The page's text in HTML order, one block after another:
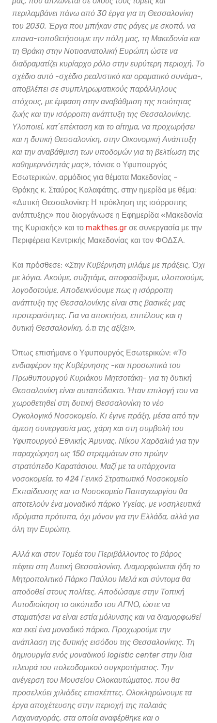
περιλαμβάνει πάνω από 30 έργα για τη Θεσσαλονίκη
του 2030. Έργα που μπήκαν στις ράγες με σκοπό, να
επανα-τοποθετήσουμε την πόλη μας, τη Μακεδονία και
τη Θράκη στην Νοτιοανατολική Ευρώπη ώστε να
διαδραματίζει κυρίαρχο ρόλο στην ευρύτερη περιοχή. Το
σχέδιο αυτό -σχέδιο ρεαλιστικό και οραματικό συνάμα-,
αποβλέπει σε συμπληρωματικούς παράλληλους
στόχους, με έμφαση στην αναβάθμιση της ποιότητας
ζωής και την ισόρροπη ανάπτυξη της Θεσσαλονίκης.
Υλοποιεί, κατ΄επέκταση και το αίτημα, να προχωρήσει
και η δυτική Θεσσαλονίκη, στην Οικονομική Ανάπτυξη
και την αναβάθμιση των υποδομών για τη βελτίωση της
καθημερινότητάς μας», τόνισε ο Υφυπουργός
Εσωτερικών, αρμόδιος για θέματα Μακεδονίας –
Θράκης κ. Σταύρος Καλαφάτης, στην ημερίδα με θέμα:
«Δυτική Θεσσαλονίκη: Η πρόκληση της ισόρροπης
ανάπτυξης» που διοργάνωσε η Εφημερίδα «Μακεδονία
της Κυριακής» και το makthes.gr σε συνεργασία με την
Περιφέρεια Κεντρικής Μακεδονίας και τον ΦΟΔΣΑ.
Και πρόσθεσε: «Στην Κυβέρνηση μιλάμε με πράξεις. Όχι
με λόγια. Ακούμε, συζητάμε, αποφασίζουμε, υλοποιούμε,
λογοδοτούμε. Αποδεικνύουμε πως η ισόρροπη
ανάπτυξη της Θεσσαλονίκης είναι στις βασικές μας
προτεραιότητες. Για να αποκτήσει, επιτέλους και η
δυτική Θεσσαλονίκη, ό,τι της αξίζει».
Όπως επισήμανε ο Υφυπουργός Εσωτερικών: «Το
ενδιαφέρον της Κυβέρνησης -και προσωπικά του
Πρωθυπουργού Κυριάκου Μητσοτάκη- για τη δυτική
Θεσσαλονίκη είναι αυταπόδεικτο. Ήταν επιλογή του να
χωροθετηθεί στη δυτική Θεσσαλονίκη το νέο
Ογκολογικό Νοσοκομείο. Κι έγινε πράξη, μέσα από την
άμεση συνεργασία μας, χάρη και στη συμβολή του
Υφυπουργού Εθνικής Άμυνας, Νίκου Χαρδαλιά για την
παραχώρηση ως 150 στρεμμάτων στο πρώην
στρατόπεδο Καρατάσιου. Μαζί με τα υπάρχοντα
νοσοκομεία, το 424 Γενικό Στρατιωτικό Νοσοκομείο
Εκπαίδευσης και το Νοσοκομείο Παπαγεωργίου θα
αποτελούν ένα μοναδικό πάρκο Υγείας, με νοσηλευτικά
ιδρύματα πρότυπα, όχι μόνον για την Ελλάδα, αλλά για
όλη την Ευρώπη.
Αλλά και στον Τομέα του Περιβάλλοντος το βάρος
πέφτει στη Δυτική Θεσσαλονίκη. Διαμορφώνεται ήδη το
Μητροπολιτικό Πάρκο Παύλου Μελά και σύντομα θα
αποδοθεί στους πολίτες. Αποδώσαμε στην Τοπική
Αυτοδιοίκηση το οικόπεδο του ΑΓΝΟ, ώστε να
σταματήσει να είναι εστία μόλυνσης και να διαμορφωθεί
και εκεί ένα μοναδικό πάρκο. Προχωρούμε την
ανάπλαση της δυτικής εισόδου της Θεσσαλονίκης. Τη
δημιουργία ενός μοναδικού logistic centerστην ίδια
πλευρά του πολεοδομικού συγκροτήματος. Την
ανέγερση του Μουσείου Ολοκαυτώματος, που θα
προσελκύει χιλιάδες επισκέπτες. Ολοκληρώνουμε τα
έργα αποχέτευσης στην περιοχή της παλαιάς
Λαχαναγοράς, στα οποία αναφέρθηκε και ο